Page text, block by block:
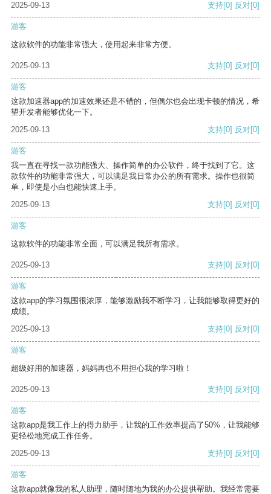
2025-09-13 支持[0] 反对[0]
游客
这款软件的功能非常强大，使用起来非常方便。
2025-09-13 支持[0] 反对[0]
游客
这款加速器app的加速效果还是不错的，但偶尔也会出现卡顿的情况，希
望开发者能够优化一下。
2025-09-13
支持[0] 反对[0]
游客
我一直在寻找一款功能强大、操作简单的办公软件，终于找到了它。这
款软件的功能非常强大，可以满足我日常办公的所有需求。操作也很简
单，即使是小白也能快速上手。
2025-09-13
支持[0] 反对[0]
游客
这款软件的功能非常全面，可以满足我所有需求。
2025-09-13 支持[0] 反对[0]
游客
这款app的学习氛围很浓厚，能够激励我不断学习，让我能够取得更好的
成绩。
2025-09-13
支持[0] 反对[0]
游客
超级好用的加速器，妈妈再也不用担心我的学习啦！
2025-09-13 支持[0] 反对[0]
游客
这款app是我工作上的得力助手，让我的工作效率提高了50%，让我能够
更轻松地完成工作任务。
2025-09-13
支持[0] 反对[0]
游客
这款app就像我的私人助理，随时随地为我的办公提供帮助。我经常需要